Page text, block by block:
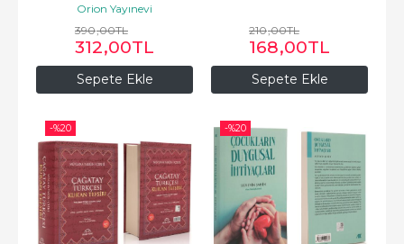
Sepete Ekle
Orion Yayınevi
390,00TL
312,00TL
Sepete Ekle
210,00TL
168,00TL
-%20 -%20